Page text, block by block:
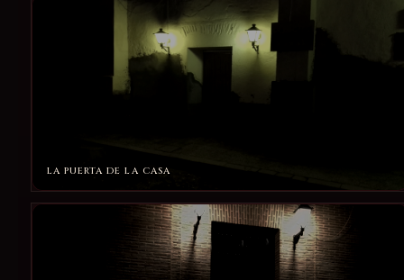
LA PUERTA DE LA CASA